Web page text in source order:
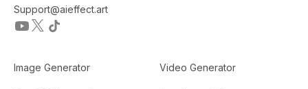
Support@aieffect.art
Image Generator Video Generator